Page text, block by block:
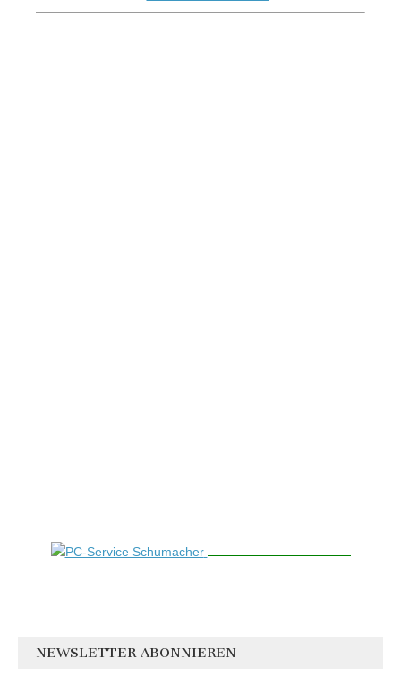
NEWSLETTER ABONNIEREN